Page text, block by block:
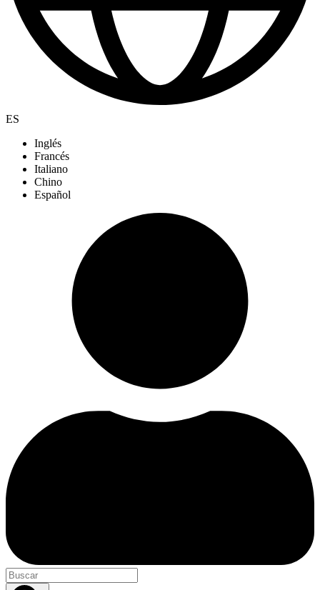
ES
Inglés
Francés
Italiano
Chino
Español